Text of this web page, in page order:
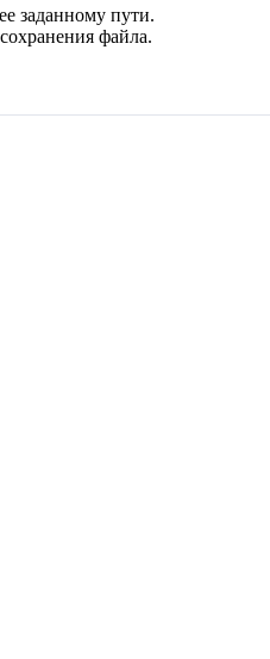
заданному пути.
файла.